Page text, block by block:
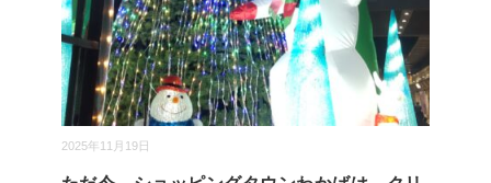
2025年11月19日